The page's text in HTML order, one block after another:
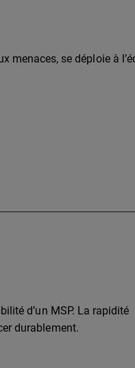
menaces, se déploie à
d’un MSP. La rapidité
durablement.